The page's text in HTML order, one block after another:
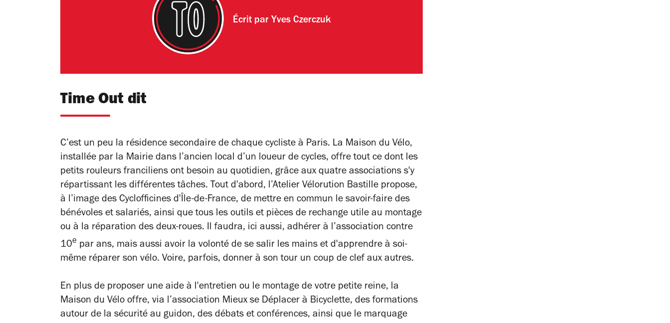
Écrit par Yves Czerczuk
Time Out dit
C’est un peu la résidence secondaire de chaque cycliste à Paris. La Maison du Vélo,
installée par la Mairie dans l’ancien local d’un loueur de cycles, offre tout ce dont les
petits rouleurs franciliens ont besoin au quotidien, grâce aux quatre associations s'y
répartissant les différentes tâches. Tout d'abord, l’Atelier Vélorution Bastille propose,
à l’image des Cyclofficines d'Île-de-France, de mettre en commun le savoir-faire des
bénévoles et salariés, ainsi que tous les outils et pièces de rechange utile au montage
ou à la réparation des deux-roues. Il faudra, ici aussi, adhérer à l’association contre
10e par ans, mais aussi avoir la volonté de se salir les mains et d'apprendre à soi-
même réparer son vélo. Voire, parfois, donner à son tour un coup de clef aux autres.
En plus de proposer une aide à l'entretien ou le montage de votre petite reine, la
Maison du Vélo offre, via l’association Mieux se Déplacer à Bicyclette, des formations
autour de la sécurité au guidon, des débats et conférences, ainsi que le marquage